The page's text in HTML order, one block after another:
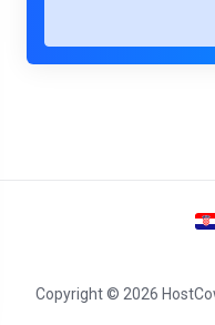
Copyright © 2026